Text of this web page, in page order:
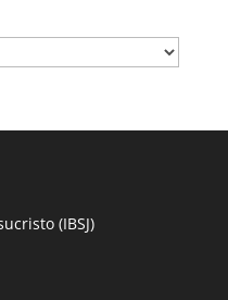
(IBSJ)